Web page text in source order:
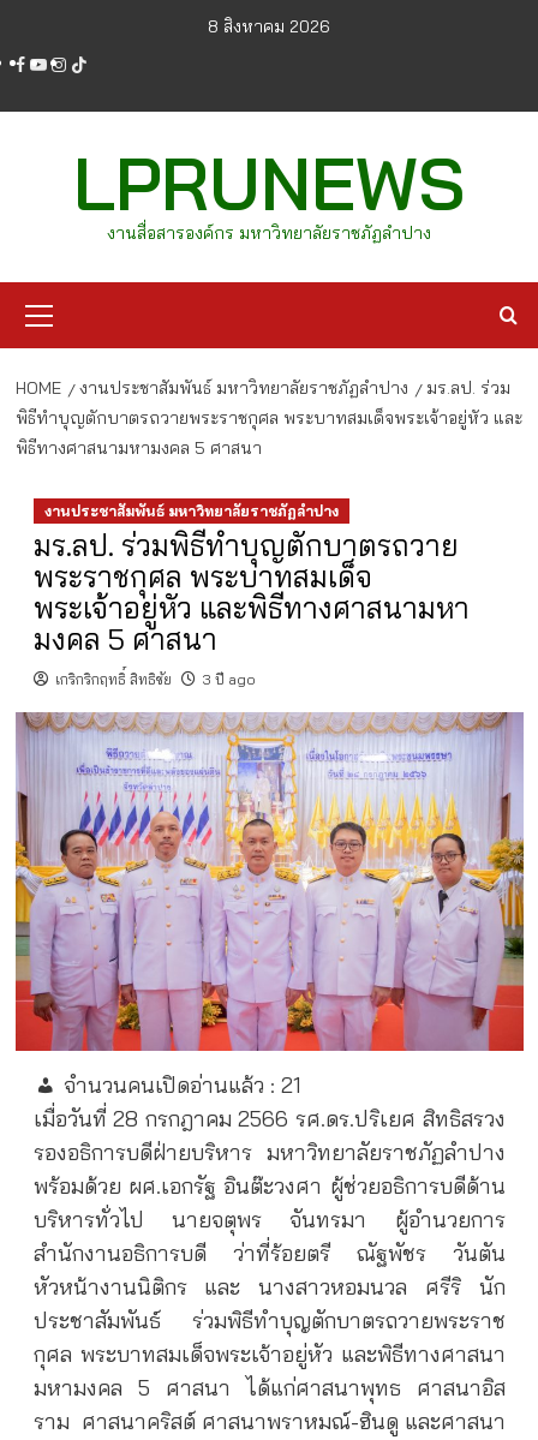
content
8 สิงหาคม 2026
facebook
youtube
instagram
tiktok
LPRUNEWS
งานสื่อสารองค์กร มหาวิทยาลัยราชภัฏลำปาง
Menu
HOME งานประชาสัมพันธ์ มหาวิทยาลัยราชภัฏลำปาง
มร.ลป. ร่วม
พิธีทำบุญตักบาตรถวายพระราชกุศล พระบาทสมเด็จพระเจ้าอยู่หัว และ
พิธีทางศาสนามหามงคล 5 ศาสนา
งานประชาสัมพันธ์ มหาวิทยาลัยราชภัฏลำปาง
มร.ลป. ร่วมพิธีทำบุญตักบาตรถวาย
พระราชกุศล พระบาทสมเด็จ
พระเจ้าอยู่หัว และพิธีทางศาสนามหา
มงคล 5 ศาสนา
เกริกริกฤทธิ์ สิทธิชัย 3 ปี ago
จำนวนคนเปิดอ่านแล้ว : 21
เมื่อวันที่ 28 กรกฎาคม2566 รศ.ดร.ปริเยศ สิทธิสรวง
รองอธิการบดีฝ่ายบริหาร มหาวิทยาลัยราชภัฏลำปาง
พร้อมด้วย ผศ.เอกรัฐ อินต๊ะวงศา ผู้ช่วยอธิการบดีด้าน
บริหารทั่วไป นายจตุพร จันทรมา ผู้อำนวยการ
สำนักงานอธิการบดี ว่าที่ร้อยตรี ณัฐพัชร วันตัน
หัวหน้างานนิติกร และ นางสาวหอมนวล ศรีริ นัก
ประชาสัมพันธ์ ร่วมพิธีทำบุญตักบาตรถวายพระราช
กุศล พระบาทสมเด็จพระเจ้าอยู่หัว และพิธีทางศาสนา
มหามงคล 5 ศาสนา ได้แก่ศาสนาพุทธ ศาสนาอิส
ราม ศาสนาคริสต์ ศาสนาพราหมณ์-ฮินดู และศาสนา